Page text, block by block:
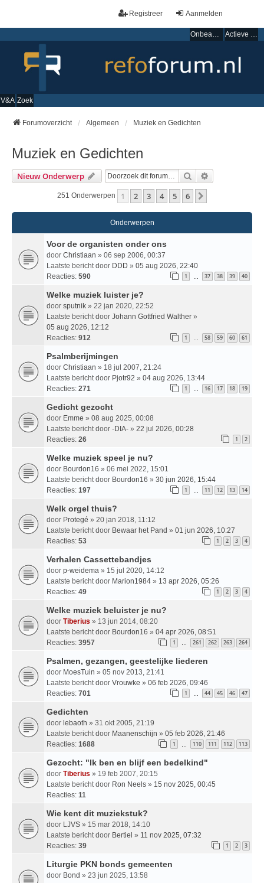
Aanmelden
Registreer
Onbeantwoorde onderwerpen Actieve onderwerpen
V&A Zoek
Forumoverzicht Algemeen Muziek en Gedichten
Muziek en Gedichten
Nieuw Onderwerp Zoek
251 Onderwerpen 1 2 3 4 5 6
Onderwerpen
Voor de organisten onder ons
door Christiaan » 06 sep 2006, 00:37
Laatste bericht door DDD » 05 aug 2026, 22:40
Reacties: 590 1 … 37 38 39 40
Welke muziek luister je?
door sputnik » 22 jan 2020, 22:52
Laatste bericht door Johann Gottfried Walther »
05 aug 2026, 12:12
Reacties: 912 1 … 58 59 60 61
Psalmberijmingen
door Christiaan » 18 jul 2007, 21:24
Laatste bericht door Pjotr92 » 04 aug 2026, 13:44
Reacties: 271 1 … 16 17 18 19
Gedicht gezocht
door Emme » 08 aug 2025, 00:08
Laatste bericht door -DIA- » 22 jul 2026, 00:28
Reacties: 26 1 2
Welke muziek speel je nu?
door Bourdon16 » 06 mei 2022, 15:01
Laatste bericht door Bourdon16 » 30 jun 2026, 15:44
Reacties: 197 1 … 11 12 13 14
Welk orgel thuis?
door Protegé » 20 jan 2018, 11:12
Laatste bericht door Bewaar het Pand » 01 jun 2026, 10:27
Reacties: 53 1 2 3 4
Verhalen Cassettebandjes
door p-weidema » 15 jul 2020, 14:12
Laatste bericht door Marion1984 » 13 apr 2026, 05:26
Reacties: 49 1 2 3 4
Welke muziek beluister je nu?
door Tiberius » 13 jun 2014, 08:20
Laatste bericht door Bourdon16 » 04 apr 2026, 08:51
Reacties: 3957 1 … 261 262 263 264
Psalmen, gezangen, geestelijke liederen
door MoesTuin » 05 nov 2013, 21:41
Laatste bericht door Vrouwke » 06 feb 2026, 09:46
Reacties: 701 1 … 44 45 46 47
Gedichten
door lebaoth » 31 okt 2005, 21:19
Laatste bericht door Maanenschijn » 05 feb 2026, 21:46
Reacties: 1688 1 … 110 111 112 113
Gezocht: "Ik ben en blijf een bedelkind"
door Tiberius » 19 feb 2007, 20:15
Laatste bericht door Ron Neels » 15 nov 2025, 00:45
Reacties: 11
Wie kent dit muziekstuk?
door LJVS » 15 mar 2018, 14:10
Laatste bericht door Bertiel » 11 nov 2025, 07:32
Reacties: 39 1 2 3
Liturgie PKN bonds gemeenten
door Bond » 23 jun 2025, 13:58